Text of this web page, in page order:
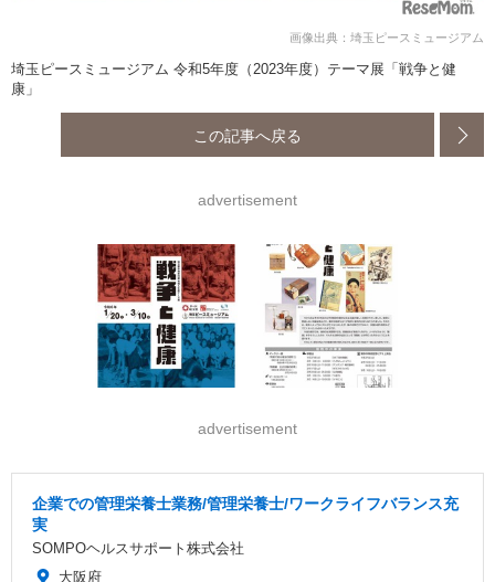
画像出典：埼玉ピースミュージアム
埼玉ピースミュージアム 令和5年度（2023年度）テーマ展「戦争と健
康」
この記事へ戻る
advertisement
advertisement
企業での管理栄養士業務/管理栄養士/ワークライフバランス充
実
SOMPOヘルスサポート株式会社
大阪府